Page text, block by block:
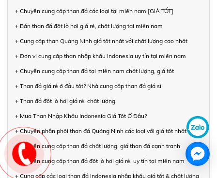
+ Chuyên cung cấp than đá các loại tại miền nam [GIÁ TỐT]
+ Bán than đá đốt lò hơi giá rẻ, chất lượng tại miền nam
+ Cung cấp than Quảng Ninh giá tốt nhất với chất lượng cao nhất
+ Đơn vị cung cấp than nhập khẩu Indonesia uy tín tại miền nam
+ Chuyên cung cấp than đá tại miền nam chất lượng, giá tốt
+ Than đá giá rẻ ở đâu tốt? Nhà cung cấp than đá giá sỉ
+ Than đá đốt lò hơi giá rẻ, chất lượng
+ Mua Than Nhập Khẩu Indonesia Giá Tốt Ở Đâu?
+ Chuyên phân phối than đá Quảng Ninh các loại với giá tốt nhất
+ Chuyên cung cấp than đá chất lượng, giá than đá cạnh tranh
+ Chuyên cung cấp than đá đốt lò hơi giá rẻ, uy tín tại miền nam
+ Cung cấp các loại than đá Indonesia nhập khẩu giá tốt & chất lượng